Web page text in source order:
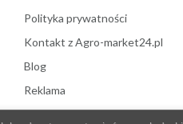
Polityka prywatności
Kontakt z Agro-market24.pl
Blog
Reklama